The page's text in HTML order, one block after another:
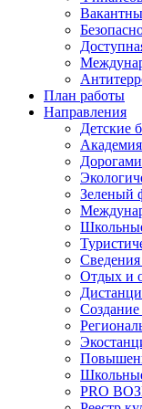
План работы
Направления
Детские
Зеленый
Отдых и
PRO